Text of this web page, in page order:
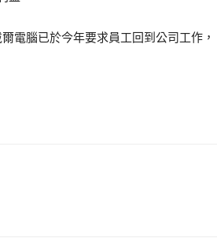
電腦已於今年要求員工回到公司工作，